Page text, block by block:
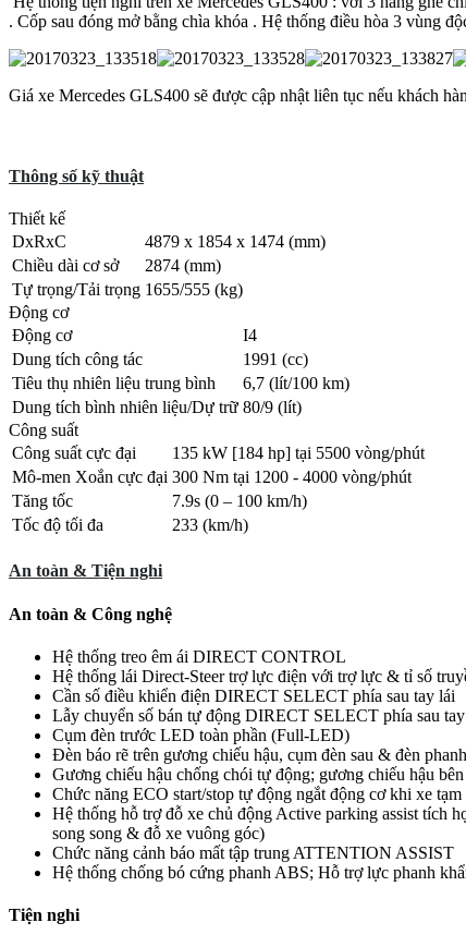
. Cốp sau đóng mở bằng chìa khóa . Hệ thống điều hòa 3 vùng
Giá xe Mercedes GLS400 sẽ được cập nhật liên tục nếu khách
Thông số kỹ thuật
Thiết kế
DxRxC
4879 x 1854 x 1474 (mm)
Chiều dài cơ sở
2874 (mm)
Tự trọng/Tải trọng 1655/555 (kg)
Động cơ
Động cơ
I4
Dung tích công tác
1991 (cc)
Tiêu thụ nhiên liệu trung bình
6,7 (lít/100 km)
Dung tích bình nhiên liệu/Dự trữ 80/9 (lít)
Công suất
Công suất cực đại
135 kW [184 hp] tại 5500 vòng/phút
Mô-men Xoắn cực đại 300 Nm tại 1200 - 4000 vòng/phút
Tăng tốc
7.9s (0 – 100 km/h)
Tốc độ tối đa
233 (km/h)
An toàn & Tiện nghi
An toàn & Công nghệ
Hệ thống treo êm ái DIRECT CONTROL
Hệ thống lái Direct-Steer trợ lực điện với trợ lực & tỉ số
Cần số điều khiển điện DIRECT SELECT phía sau tay lái
Lẫy chuyển số bán tự động DIRECT SELECT phía sau
Cụm đèn trước LED toàn phần (Full-LED)
Đèn báo rẽ trên gương chiếu hậu, cụm đèn sau & đèn
Gương chiếu hậu chống chói tự động; gương chiếu hậu
Chức năng ECO start/stop tự động ngắt động cơ khi xe
Hệ thống hỗ trợ đỗ xe chủ động Active parking assist tích
song song & đỗ xe vuông góc)
Chức năng cảnh báo mất tập trung ATTENTION ASSIST
Hệ thống chống bó cứng phanh ABS; Hỗ trợ lực phanh
Tiện nghi